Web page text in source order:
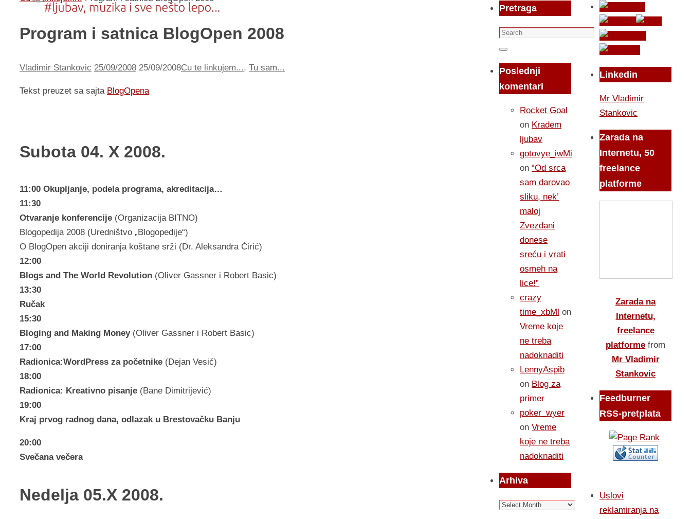
Program i satnica BlogOpen 2008
Vladimir Stankovic 25/09/2008 25/09/2008Cu te linkujem..., Tu sam...
Tekst preuzet sa sajta BlogOpena
Subota 04. X 2008.
11:00 Okupljanje, podela programa, akreditacija…
11:30
Otvaranje konferencije (Organizacija BITNO)
Blogopedija 2008 (Uredništvo „Blogopedije“)
O BlogOpen akciji doniranja koštane srži (Dr. Aleksandra Ćirić)
12:00
Blogs and The World Revolution (Oliver Gassner i Robert Basic)
13:30
Ručak
15:30
Bloging and Making Money(Oliver Gassner i Robert Basic)
17:00
Radionica:WordPress za početnike (Dejan Vesić)
18:00
Radionica: Kreativno pisanje (Bane Dimitrijević)
19:00
Kraj prvog radnog dana, odlazak u Brestovačku Banju
20:00
Svečana večera
Nedelja 05.X 2008.
Pretraga
Search
for:
Search
Poslednji
komentari
Rocket Goal
on Kradem
ljubav
gotovye_iwMi
on “Od srca
sam darovao
sliku, nek’
maloj
Zvezdani
donese
sreću i vrati
osmeh na
lice!”
crazy
time_xbMl on
Vreme koje
ne treba
nadoknaditi
LennyAspib
on Blog za
primer
poker_wyer
on Vreme
koje ne treba
nadoknaditi
Arhiva
Arhiva
Linkedin
Mr Vladimir
Stankovic
Zarada na
Internetu, 50
freelance
platforme
Zarada na
Internetu,
freelance
platforme from
Mr Vladimir
Stankovic
Feedburner
RSS-pretplata
Uslovi
reklamiranja na